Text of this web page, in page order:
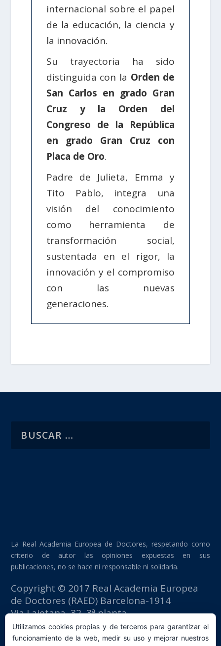
internacional sobre el papel
de la educación, la ciencia y
la innovación.
Su trayectoria ha sido
distinguida con la Orden de
San Carlos en grado Gran
Cruz y la Orden del
Congreso de la República
en grado Gran Cruz con
Placa de Oro.
Padre de Julieta, Emma y
Tito Pablo, integra una
visión del conocimiento
como herramienta de
transformación social,
sustentada en el rigor, la
innovación y el compromiso
con las nuevas
generaciones.
La Real Academia Europea de Doctores, respetando como
criterio de autor las opiniones expuestas en sus
publicaciones, no se hace ni responsable ni solidaria.
Copyright © 2017 Real Academia Europea
de Doctores (RAED) Barcelona-1914
Via Laietana, 32, 3ª planta
Edificio Fomento del Trabajo
08003 Barcelona (España)
Utilizamos cookies propias y de terceros para garantizar el
funcionamiento de la web, medir su uso y mejorar nuestros